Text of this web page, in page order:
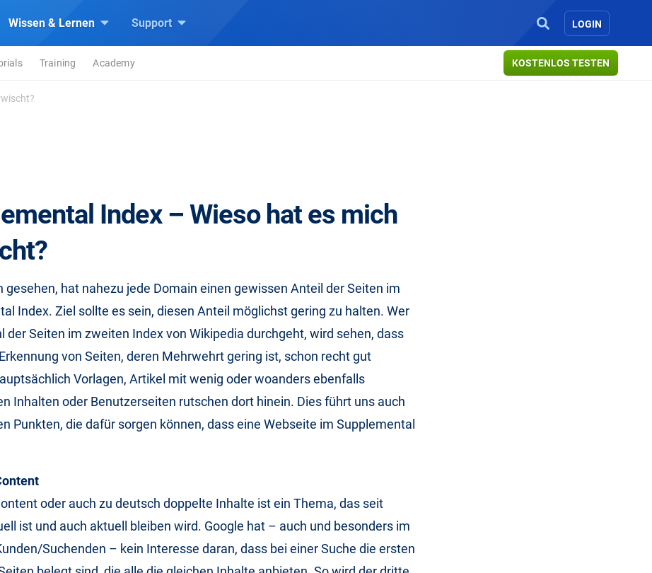
Wissen & Lernen Support LOGIN
KOSTENLOS TESTEN
Training Academy
Index – Wieso hat es mich
gesehen, hat nahezu jede Domain einen gewissen Anteil der Seiten im
Index. Ziel sollte es sein, diesen Anteil möglichst gering zu halten. Wer
der Seiten im zweiten Index von Wikipedia durchgeht, wird sehen, dass
von Seiten, deren Mehrwehrt gering ist, schon recht gut
Vorlagen, Artikel mit wenig oder woanders ebenfalls
Inhalten oder Benutzerseiten rutschen dort hinein. Dies führt uns auch
Punkten, die dafür sorgen können, dass eine Webseite im Supplemental
oder auch zu deutsch doppelte Inhalte ist ein Thema, das seit
ist und auch aktuell bleiben wird. Google hat – auch und besonders im
Suchenden – kein Interesse daran, dass bei einer Suche die ersten